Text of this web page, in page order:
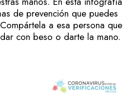
de prevención que puedes
a esa persona que
con beso o darte la mano.